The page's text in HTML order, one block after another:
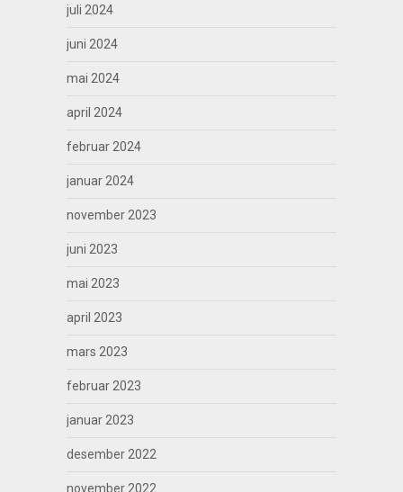
juli 2024
juni 2024
mai 2024
april 2024
februar 2024
januar 2024
november 2023
juni 2023
mai 2023
april 2023
mars 2023
februar 2023
januar 2023
desember 2022
november 2022